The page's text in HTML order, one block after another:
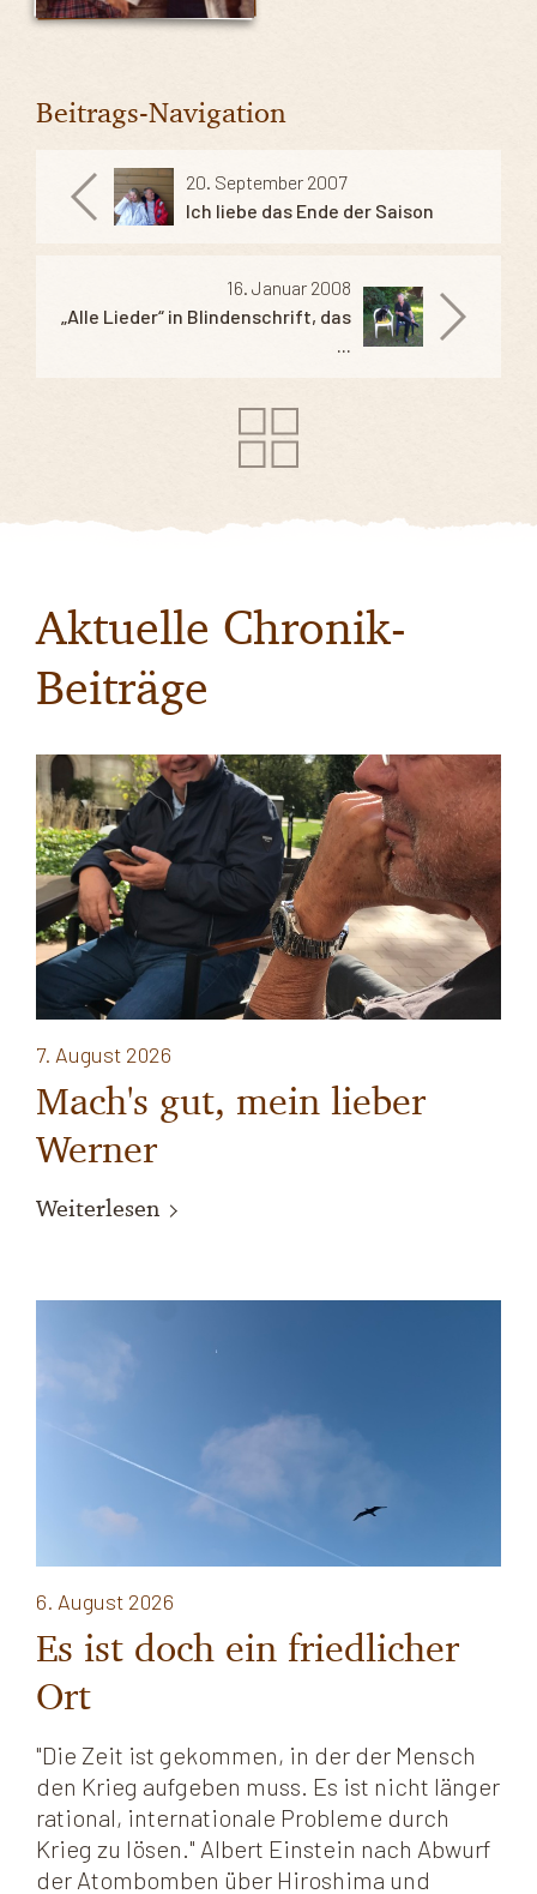
Beitrags-Navigation
20. September 2007
Ich liebe das Ende der Saison
16. Januar 2008
„Alle Lieder“ in Blindenschrift, das
Aktuelle Chronik-
Beiträge
7. August 2026
Mach's gut, mein lieber
Werner
Weiterlesen
6. August 2026
Es ist doch ein friedlicher
Ort
"Die Zeit ist gekommen, in der der Mensch
den Krieg aufgeben muss. Es ist nicht länger
rational, internationale Probleme durch
Krieg zu lösen." Albert Einstein nach Abwurf
der Atombomben über Hiroshima und